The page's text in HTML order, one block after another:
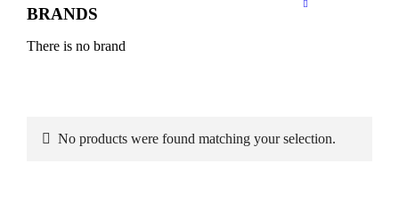
BRANDS
There is no brand
No products were found matching your selection.